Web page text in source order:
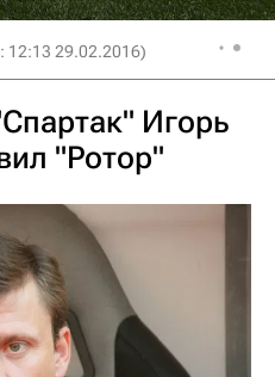
12:13 29.02.2016)
Игорь
"Ротор"